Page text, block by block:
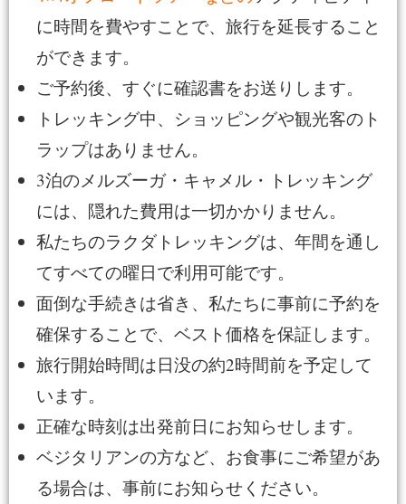
に時間を費やすことで、旅行を延長すること
ができます。
ご予約後、すぐに確認書をお送りします。
トレッキング中、ショッピングや観光客のト
ラップはありません。
3泊のメルズーガ・キャメル・トレッキング
には、隠れた費用は一切かかりません。
私たちのラクダトレッキングは、年間を通し
てすべての曜日で利用可能です。
面倒な手続きは省き、私たちに事前に予約を
確保することで、ベスト価格を保証します。
旅行開始時間は日没の約2時間前を予定して
います。
正確な時刻は出発前日にお知らせします。
ベジタリアンの方など、お食事にご希望があ
る場合は、事前にお知らせください。